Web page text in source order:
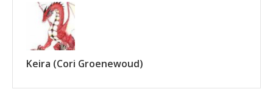
Keira (Cori Groenewoud)